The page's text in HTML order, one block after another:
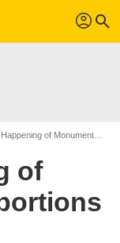
profil search
of Monumental Proportions de Judy Greer
of